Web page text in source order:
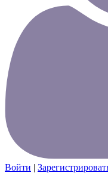
Войти |